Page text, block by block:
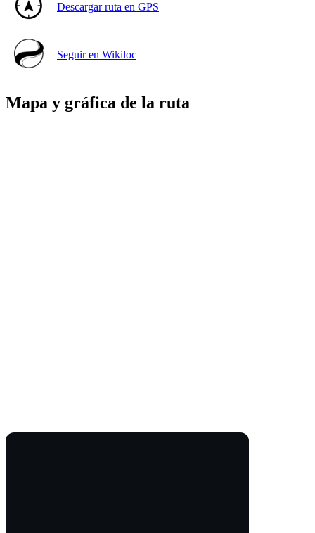
Descargar ruta en GPS
Seguir en Wikiloc
Mapa y gráfica de la ruta